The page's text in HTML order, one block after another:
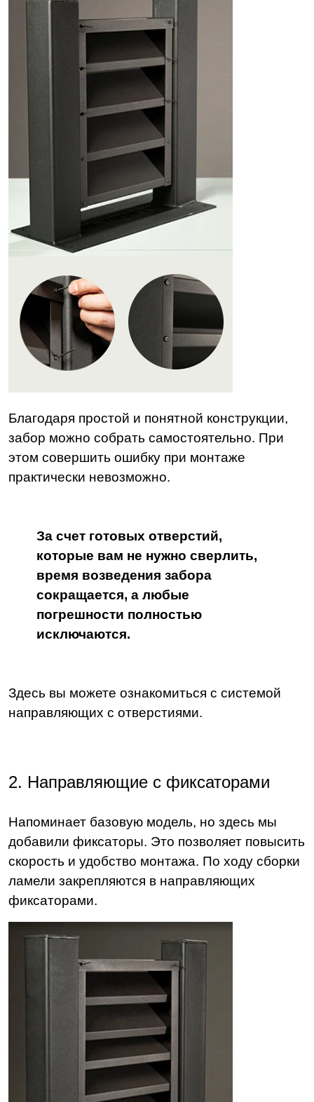
Благодаря простой и понятной конструкции,
забор можно собрать самостоятельно. При
этом совершить ошибку при монтаже
практически невозможно.
За счет готовых отверстий,
которые вам не нужно сверлить,
время возведения забора
сокращается, а любые
погрешности полностью
исключаются.
Здесь вы можете ознакомиться с системой
направляющих с отверстиями.
2. Направляющие с фиксаторами
Напоминает базовую модель, но здесь мы
добавили фиксаторы. Это позволяет повысить
скорость и удобство монтажа. По ходу сборки
ламели закрепляются в направляющих
фиксаторами.